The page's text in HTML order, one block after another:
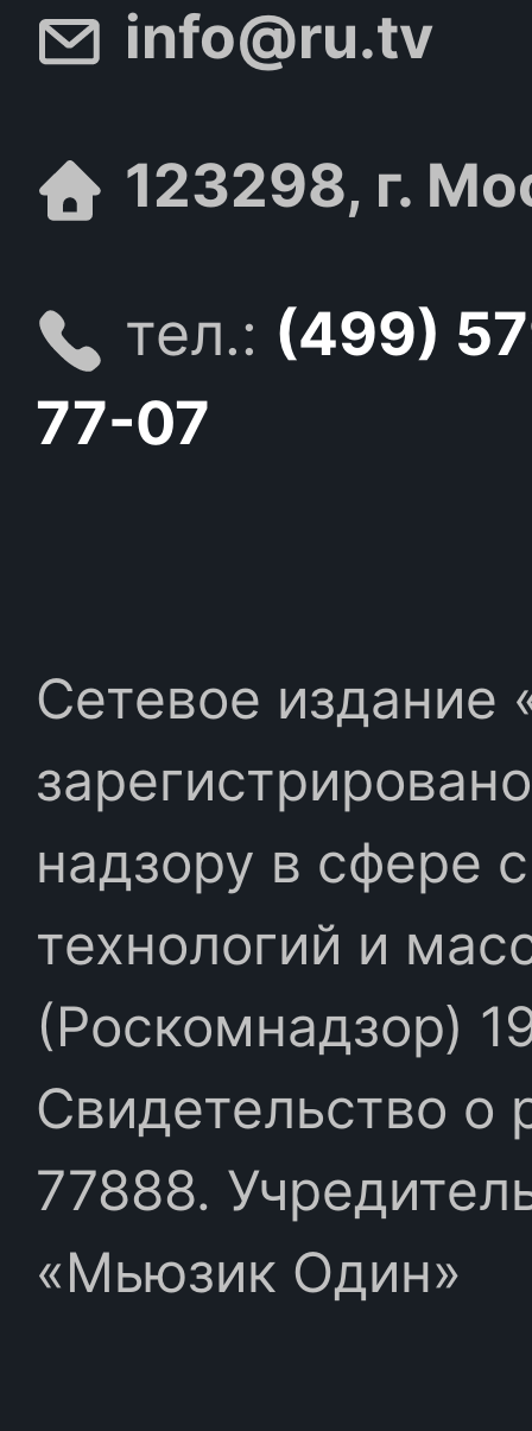
info@ru.tv
123298, г.
тел.: (499)
77-07
Сетевое издание
надзору в сфере
технологий и
(Роскомнадзор)
Свидетельство
77888.
«Мьюзик Один»